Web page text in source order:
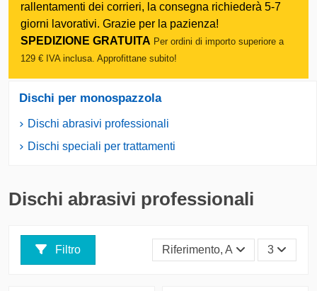
rallentamenti dei corrieri, la consegna richiederà 5-7
giorni lavorativi. Grazie per la pazienza!
SPEDIZIONE GRATUITA Per ordini di importo superiore a
129 € IVA inclusa. Approfittane subito!
Dischi abrasivi professionali
Filtro Riferimento, A - Z 3
Dischi per monospazzola
Dischi abrasivi professionali
Dischi speciali per trattamenti